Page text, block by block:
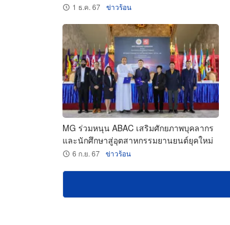
1 ธ.ค. 67 ข่าวร้อน
MG ร่วมหนุน ABAC เสริมศักยภาพบุคลากร
และนักศึกษาสู่อุตสาหกรรมยานยนต์ยุคใหม่
6 ก.ย. 67 ข่าวร้อน